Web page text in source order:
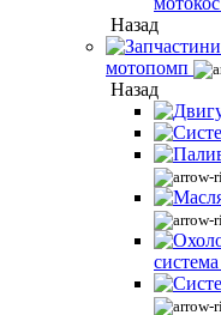
Назад
мотопомп
Назад
система